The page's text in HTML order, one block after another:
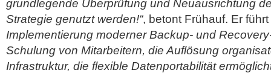
grundlegende Überprüfung und Neuausrichtung
Strategie genutzt werden!“, betont Frühauf. Er
Implementierung moderner Backup- und
Schulung von Mitarbeitern, die Auflösung
Infrastruktur, die flexible Datenportabilität